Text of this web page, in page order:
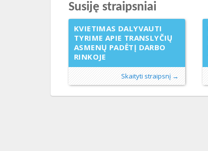
Susiję straipsniai
KVIETIMAS DALYVAUTI
TYRIME APIE TRANSLYČIŲ
ASMENŲ PADĖTĮ DARBO
RINKOJE
Skaityti straipsnį →